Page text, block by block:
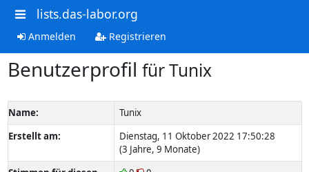
lists.das-labor.org
Anmelden Registrieren
Benutzerprofil für Tunix
Name:
Tunix
Erstellt am:
Dienstag, 11 Oktober 2022 17:50:28
(3 Jahre, 9 Monate)